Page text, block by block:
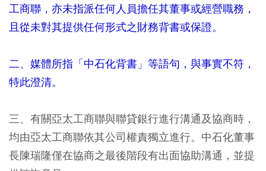
工商聯，亦未指派任何人員擔任其董事或經營職務，
且從未對其提供任何形式之財務背書或保證。
二、媒體所指「中石化背書」等語句，與事實不符，
特此澄清。
三、有關亞太工商聯與聯貸銀行進行溝通及協商時，
均由亞太工商聯依其公司權責獨立進行。中石化董事
長陳瑞隆僅在協商之最後階段有出面協助溝通，並提